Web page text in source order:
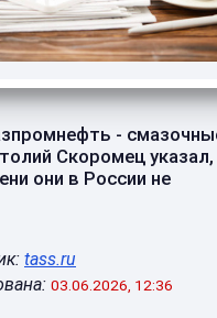
-
Скоромец
они в России не
tass.ru
03.06.2026, 12:36